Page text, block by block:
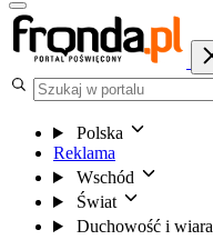
Polska
Reklama
Wschód
Świat
Duchowość i wiara